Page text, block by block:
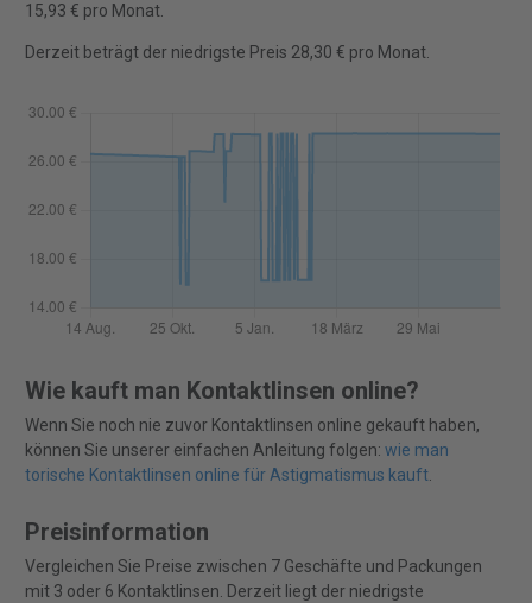
15,93 € pro Monat.
Derzeit beträgt der niedrigste Preis 28,30 € pro Monat.
Wie kauft man Kontaktlinsen online?
Wenn Sie noch nie zuvor Kontaktlinsen online gekauft haben,
können Sie unserer einfachen Anleitung folgen: wie man
torische Kontaktlinsen online für Astigmatismus kauft.
Preisinformation
Vergleichen Sie Preise zwischen 7 Geschäfte und Packungen
mit 3 oder 6 Kontaktlinsen. Derzeit liegt der niedrigste